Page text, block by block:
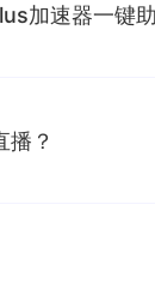
加速器一键
播？